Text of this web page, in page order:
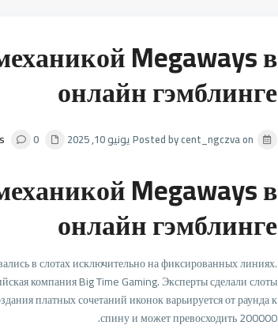
Megaways в
онлайн гэмблинге
Posted by cent_ngczva on يونيو 10, 2025 0
Megaways в
онлайн гэмблинге
в слотах исключительно на фиксированных линиях.
компания Big Time Gaming. Эксперты сделали слоты
платных сочетаний иконок варьируется от раунда к
спину и может превосходить 200000.